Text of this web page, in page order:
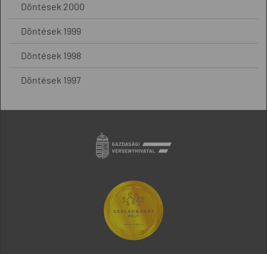
Döntések 2000
Döntések 1999
Döntések 1998
Döntések 1997